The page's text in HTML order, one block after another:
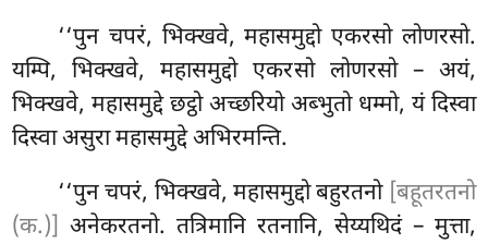
‘‘पुन चपरं, भिक्खवे, महासमुद्दो एकरसो लोणरसो.
यम्पि, भिक्खवे, महासमुद्दो एकरसो लोणरसो – अयं,
भिक्खवे, महासमुद्दे छट्ठो अच्छरियो अब्भुतो धम्मो, यं दिस्वा
दिस्वा असुरा महासमुद्दे अभिरमन्ति.
‘‘पुन चपरं, भिक्खवे, महासमुद्दो बहुरतनो [बहूतरतनो
(क.)]
अनेकरतनो. तत्रिमानि रतनानि, सेय्यथिदं – मुत्ता,